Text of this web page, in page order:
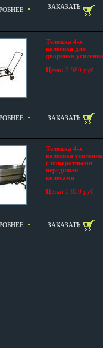
ЗАКАЗАТЬ
Тележка 4-х
колесная для
дворника
Цена: 3.980 руб.
ЗАКАЗАТЬ
Тележка 4-х
колесная
с поворотными
передними
колесами
Цена: 5.850 руб.
ЗАКАЗАТЬ